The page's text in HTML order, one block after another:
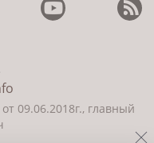
09.06.2018г., главный